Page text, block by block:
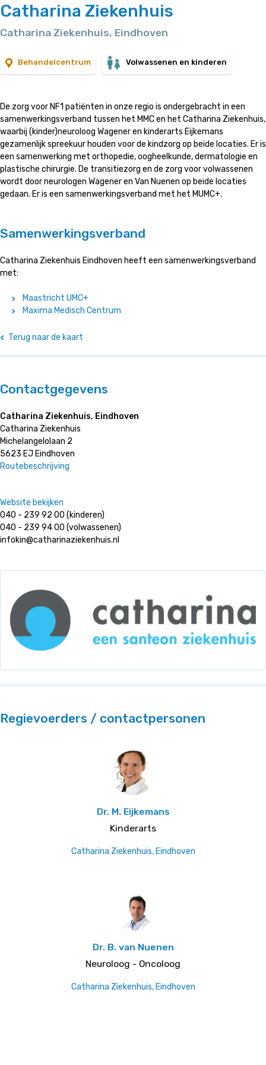
Catharina Ziekenhuis
Catharina Ziekenhuis, Eindhoven
Behandelcentrum Volwassenen en kinderen
De zorg voor NF1 patiënten in onze regio is ondergebracht in een
samenwerkingsverband tussen het MMC en het Catharina Ziekenhuis,
waarbij (kinder)neuroloog Wagener en kinderarts Eijkemans
gezamenlijk spreekuur houden voor de kindzorg op beide locaties. Er is
een samenwerking met orthopedie, oogheelkunde, dermatologie en
plastische chirurgie. De transitiezorg en de zorg voor volwassenen
wordt door neurologen Wagener en Van Nuenen op beide locaties
gedaan. Er is een samenwerkingsverband met het MUMC+.
Samenwerkingsverband
Catharina Ziekenhuis Eindhoven heeft een samenwerkingsverband
met:
Maastricht UMC+
Maxima Medisch Centrum
Terug naar de kaart
Contactgegevens
Catharina Ziekenhuis, Eindhoven
Catharina Ziekenhuis
Michelangelolaan 2
5623 EJ Eindhoven
Routebeschrijving
Website bekijken
040 - 239 92 00 (kinderen)
040 - 239 94 00 (volwassenen)
infokin@catharinaziekenhuis.nl
Regievoerders / contactpersonen
Dr. M. Eijkemans
Kinderarts
Catharina Ziekenhuis, Eindhoven
Dr. B. van Nuenen
Neuroloog - Oncoloog
Catharina Ziekenhuis, Eindhoven